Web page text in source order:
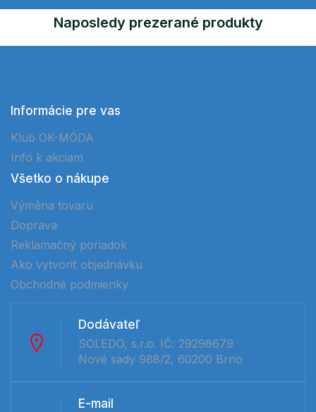
Naposledy prezerané produkty
Informácie pre vas
Klub OK-MÓDA
Info k akciam
Všetko o nákupe
Výměna tovaru
Doprava
Reklamačný poriadok
Ako vytvoriť objednávku
Obchodné podmienky
Dodávateľ
SOLEDO, s.r.o. IČ: 29298679
Nové sady 988/2, 60200 Brno
E-mail